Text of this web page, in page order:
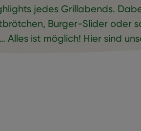
jedes Grillabends.
Burger-Slider oder
ist möglich! Hier sind